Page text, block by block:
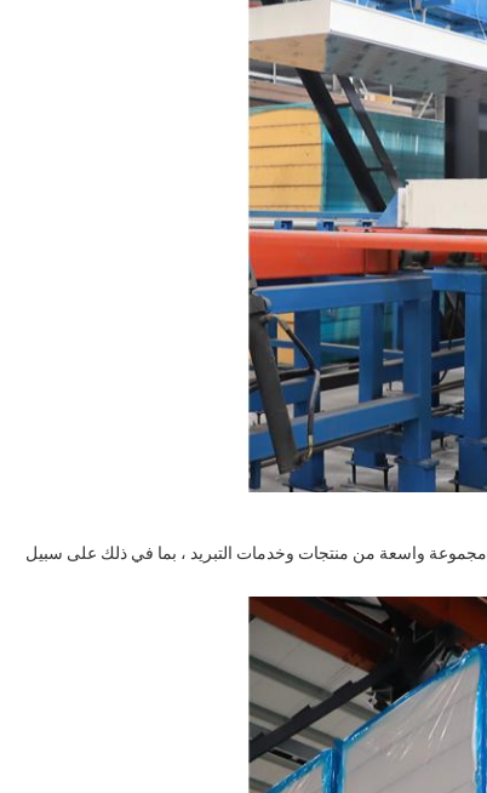
مع التركيز على الابتكار والجودة ورضا العملاء ، تقدم Zhejiang Damai مجموعة واسعة من منتجات وخدمات التبريد ، بما في ذلك على سبيل